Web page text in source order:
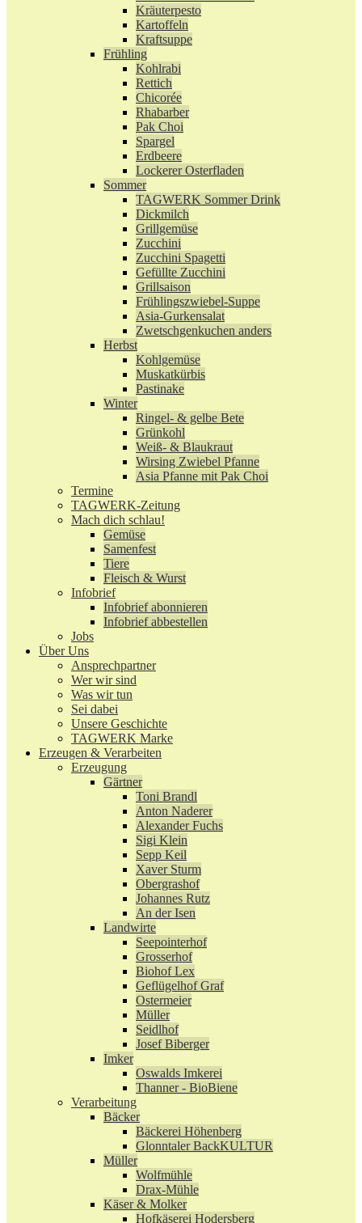
Kräuterpesto
Kartoffeln
Kraftsuppe
Frühling
Kohlrabi
Rettich
Chicorée
Rhabarber
Pak Choi
Spargel
Erdbeere
Lockerer Osterfladen
Sommer
TAGWERK Sommer Drink
Dickmilch
Grillgemüse
Zucchini
Zucchini Spagetti
Gefüllte Zucchini
Grillsaison
Frühlingszwiebel-Suppe
Asia-Gurkensalat
Zwetschgenkuchen anders
Herbst
Kohlgemüse
Muskatkürbis
Pastinake
Winter
Ringel- & gelbe Bete
Grünkohl
Weiß- & Blaukraut
Wirsing Zwiebel Pfanne
Asia Pfanne mit Pak Choi
Termine
TAGWERK-Zeitung
Mach dich schlau!
Gemüse
Samenfest
Tiere
Fleisch & Wurst
Infobrief
Infobrief abonnieren
Infobrief abbestellen
Jobs
Über Uns
Ansprechpartner
Wer wir sind
Was wir tun
Sei dabei
Unsere Geschichte
TAGWERK Marke
Erzeugen & Verarbeiten
Erzeugung
Gärtner
Toni Brandl
Anton Naderer
Alexander Fuchs
Sigi Klein
Sepp Keil
Xaver Sturm
Obergrashof
Johannes Rutz
An der Isen
Landwirte
Seepointerhof
Grosserhof
Biohof Lex
Geflügelhof Graf
Ostermeier
Müller
Seidlhof
Josef Biberger
Imker
Oswalds Imkerei
Thanner - BioBiene
Verarbeitung
Bäcker
Bäckerei Höhenberg
Glonntaler BackKULTUR
Müller
Wolfmühle
Drax-Mühle
Käser & Molker
Hofkäserei Hodersberg